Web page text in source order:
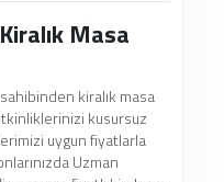
Masa
kiralık masa
kusursuz
uygun fiyatlarla
Uzman